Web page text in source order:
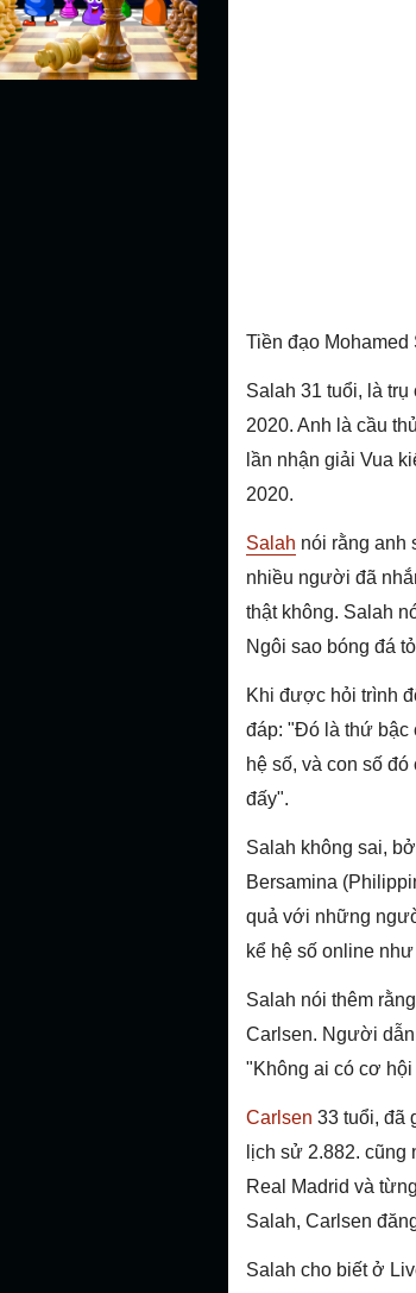
Tiền đạo Mohamed
Salah 31 tuổi, là
2020. Anh là cầu
lần nhận giải Vua
2020.
Salah nói rằng anh
nhiều người đã
thật không. Salah
Ngôi sao bóng đá
Khi được hỏi trình
đáp: "Đó là thứ bậc
hệ số, và con số
đấy".
Salah không sai,
Bersamina
quả với những
kể hệ số online
Salah nói thêm
Carlsen. Người dẫn
"Không ai có cơ
Carlsen 33 tuổi, đã
lịch sử 2.882. cũng
Real Madrid và
Salah, Carlsen
Salah cho biết ở